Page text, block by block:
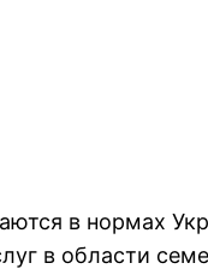
в нормах
в области